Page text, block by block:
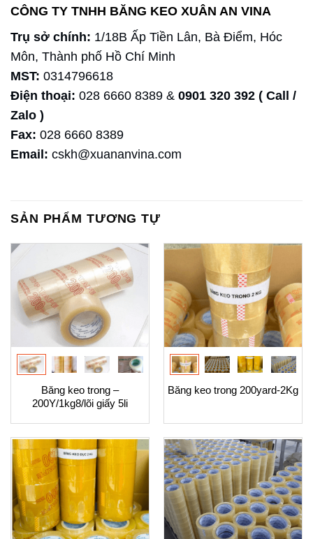
CÔNG TY TNHH BĂNG KEO XUÂN AN VINA
Trụ sở chính: 1/18B Ấp Tiền Lân, Bà Điểm, Hóc
Môn, Thành phố Hồ Chí Minh
MST: 0314796618
Điện thoại: 028 6660 8389 & 0901 320 392 ( Call /
Zalo )
Fax: 028 6660 8389
Email: cskh@xuananvina.com
SẢN PHẨM TƯƠNG TỰ
Băng keo trong –
200Y/1kg8/lõi giấy 5li
Băng keo trong 200yard-2Kg